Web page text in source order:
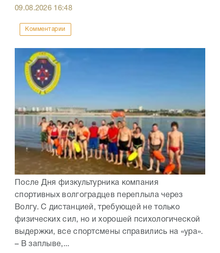
09.08.2026 16:48
Комментарии
После Дня физкультурника компания
спортивных волгоградцев переплыла через
Волгу. С дистанцией, требующей не только
физических сил, но и хорошей психологической
выдержки, все спортсмены справились на «ура».
– В заплыве,...